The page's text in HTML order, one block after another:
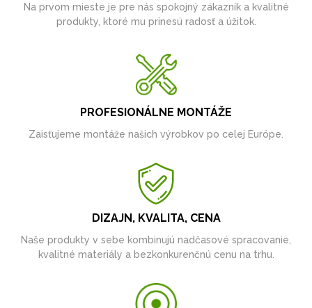
Na prvom mieste je pre nás spokojný zákazník a kvalitné
produkty, ktoré mu prinesú radosť a úžitok.
PROFESIONÁLNE MONTÁŽE
Zaisťujeme montáže našich výrobkov po celej Európe.
DIZAJN, KVALITA, CENA
Naše produkty v sebe kombinujú nadčasové spracovanie,
kvalitné materiály a bezkonkurenčnú cenu na trhu.